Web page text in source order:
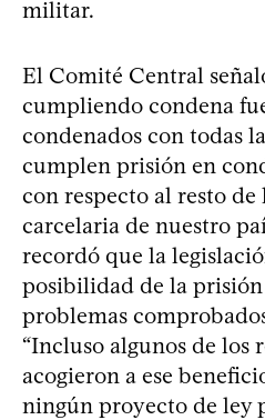
militar.
El Comité Central
cumpliendo condena
condenados con todas
cumplen prisión en
con respecto al resto
carcelaria de nuestro
recordó que la
posibilidad de la
problemas
“Incluso algunos de los
acogieron a ese
ningún proyecto de ley